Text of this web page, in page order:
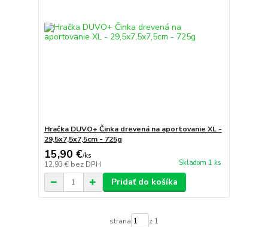
Hračka DUVO+ Činka drevená na aportovanie XL -
29,5x7,5x7,5cm - 725g
15,90 €/ks
12,93 € bez DPH Skladom 1 ks
Pridať do košíka
strana z 1